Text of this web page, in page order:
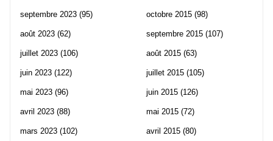
septembre 2023 (95)
août 2023 (62)
juillet 2023 (106)
juin 2023 (122)
mai 2023 (96)
avril 2023 (88)
mars 2023 (102)
octobre 2015 (98)
septembre 2015 (107)
août 2015 (63)
juillet 2015 (105)
juin 2015 (126)
mai 2015 (72)
avril 2015 (80)